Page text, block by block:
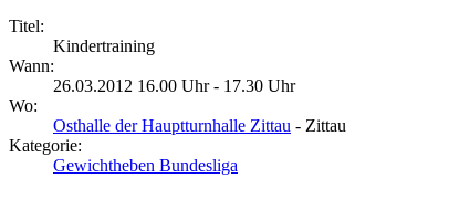
Titel:
Kindertraining
Wann:
26.03.2012 16.00 Uhr - 17.30 Uhr
Wo:
Osthalle der Hauptturnhalle Zittau - Zittau
Kategorie:
Gewichtheben Bundesliga